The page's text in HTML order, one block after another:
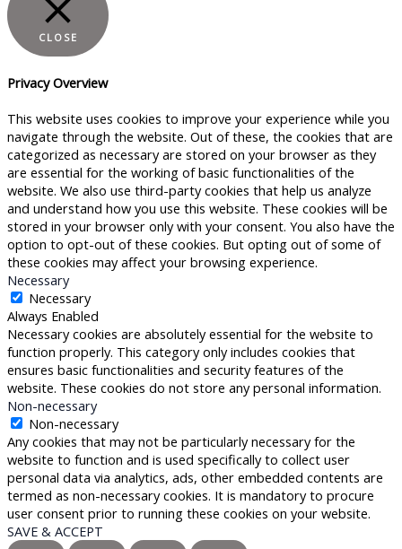
CLOSE
Privacy Overview
This website uses cookies to improve your experience while you
navigate through the website. Out of these, the cookies that are
categorized as necessary are stored on your browser as they
are essential for the working of basic functionalities of the
website. We also use third-party cookies that help us analyze
and understand how you use this website. These cookies will be
stored in your browser only with your consent. You also have the
option to opt-out of these cookies. But opting out of some of
these cookies may affect your browsing experience.
Necessary
Necessary
Always Enabled
Necessary cookies are absolutely essential for the website to
function properly. This category only includes cookies that
ensures basic functionalities and security features of the
website. These cookies do not store any personal information.
Non-necessary
Non-necessary
Any cookies that may not be particularly necessary for the
website to function and is used specifically to collect user
personal data via analytics, ads, other embedded contents are
termed as non-necessary cookies. It is mandatory to procure
user consent prior to running these cookies on your website.
SAVE & ACCEPT